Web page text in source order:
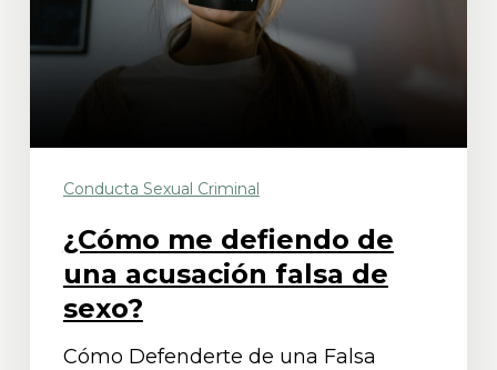
acusación
Conducta Sexual Criminal
¿Cómo me defiendo de
una acusación falsa de
sexo?
Cómo Defenderte de una Falsa